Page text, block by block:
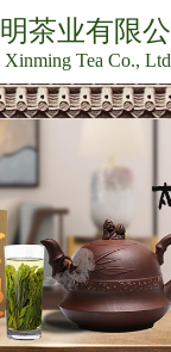
茶业有限
Xinming Tea Co., Ltd